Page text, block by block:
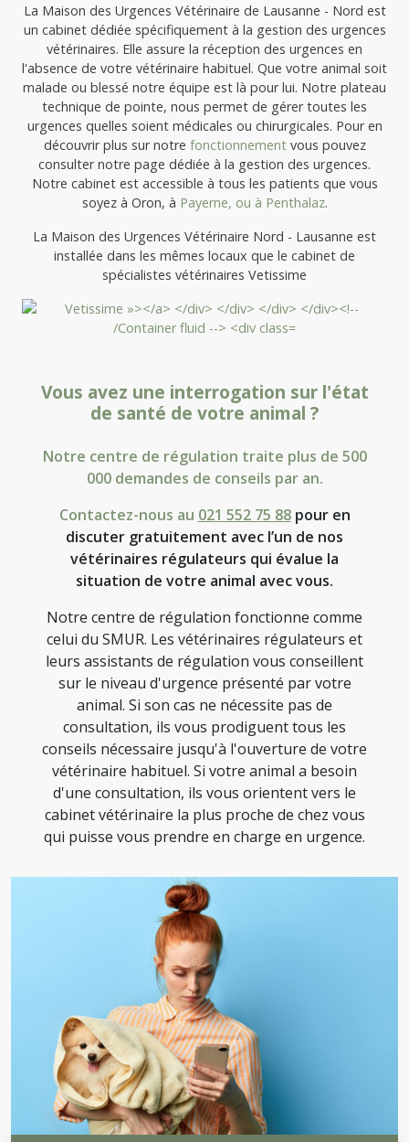
La Maison des Urgences Vétérinaire de Lausanne - Nord est
un cabinet dédiée spécifiquement à la gestion des urgences
vétérinaires. Elle assure la réception des urgences en
l'absence de votre vétérinaire habituel. Que votre animal soit
malade ou blessé notre équipe est là pour lui. Notre plateau
technique de pointe, nous permet de gérer toutes les
urgences quelles soient médicales ou chirurgicales. Pour en
découvrir plus sur notre fonctionnementvous pouvez
consulter notre page dédiée à la gestion des urgences.
Notre cabinet est accessible à tous les patients que vous
soyez à Oron, à Payerne, ou à Penthalaz.
La Maison des Urgences Vétérinaire Nord - Lausanne est
installée dans les mêmes locaux que le cabinet de
spécialistes vétérinaires Vetissime
Vous avez une interrogation sur l'état
de santé de votre animal ?
Notre centre de régulation traite plus de 500
000 demandes de conseils par an.
Contactez-nous au 021 552 75 88pour en
discuter gratuitement avec l’un de nos
vétérinaires régulateurs qui évalue la
situation de votre animal avec vous.
Notre centre de régulation fonctionne comme
celui du SMUR. Les vétérinaires régulateurs et
leurs assistants de régulation vous conseillent
sur le niveau d'urgence présenté par votre
animal. Si son cas ne nécessite pas de
consultation, ils vous prodiguent tous les
conseils nécessaire jusqu'à l'ouverture de votre
vétérinaire habituel. Si votre animal a besoin
d'une consultation, ils vous orientent vers le
cabinet vétérinaire la plus proche de chez vous
qui puisse vous prendre en charge en urgence.